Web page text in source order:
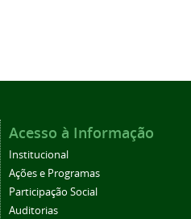
Acesso à Informação
Institucional
Ações e Programas
Participação Social
Auditorias